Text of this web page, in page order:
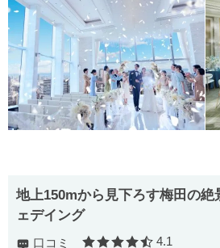
地上150mから見下ろす梅田の絶
ェデイング
口コミ
4.1